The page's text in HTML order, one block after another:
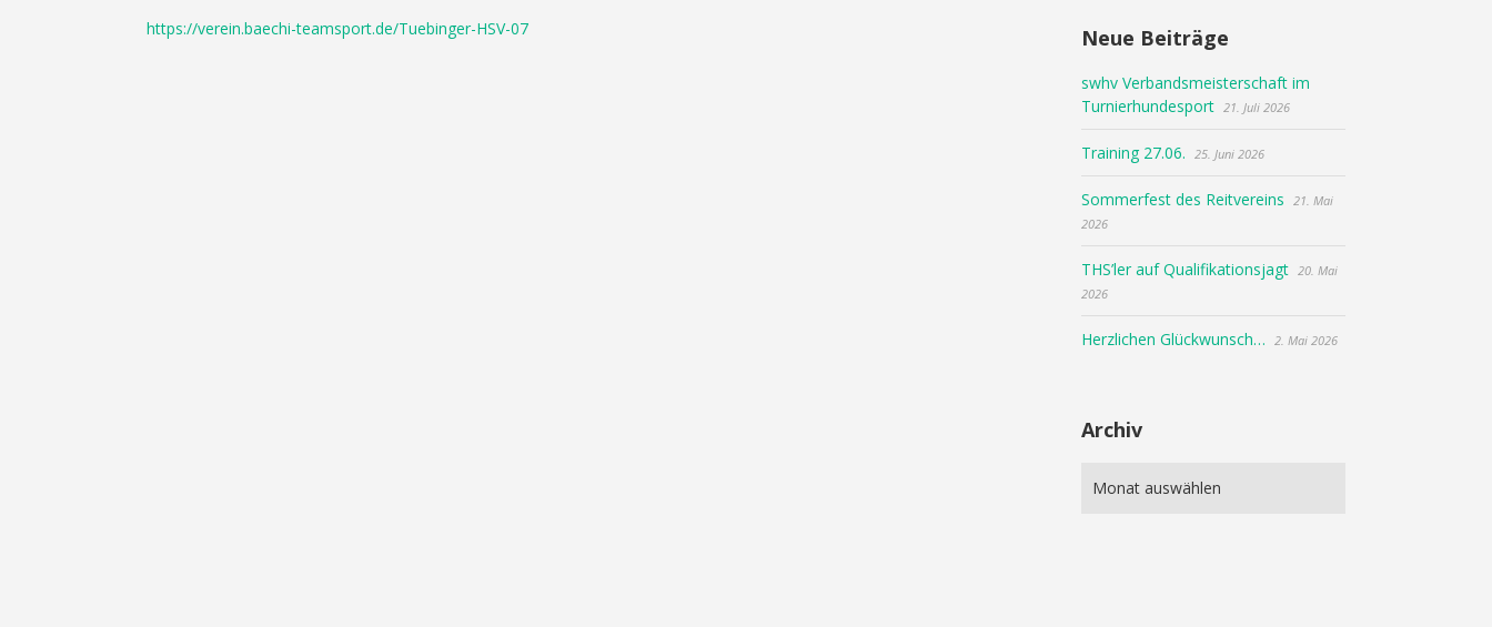
https://verein.baechi-teamsport.de/Tuebinger-HSV-07
Neue Beiträge
swhv Verbandsmeisterschaft im
Turnierhundesport 21. Juli 2026
Training 27.06. 25. Juni 2026
Sommerfest des Reitvereins
21. Mai
2026
THS’ler auf Qualifikationsjagt 20. Mai
2026
Herzlichen Glückwunsch… 2. Mai 2026
Archiv